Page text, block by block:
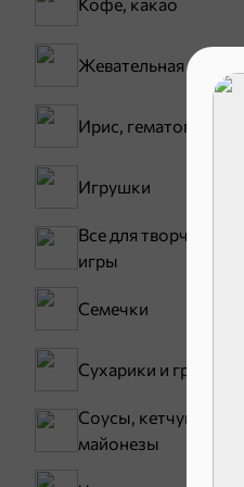
Жевательная резинка
Ирис, гематоген
Игрушки
Все для творчества,
игры
Семечки
Сухарики и гренки
Соусы, кетчупы,
майонезы